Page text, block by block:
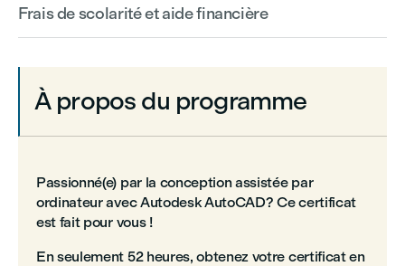
Frais de scolarité et aide financière
À propos du programme
Passionné(e) par la conception assistée par
ordinateur avec Autodesk AutoCAD? Ce certificat
est fait pour vous !
En seulement 52 heures, obtenez votre certificat en